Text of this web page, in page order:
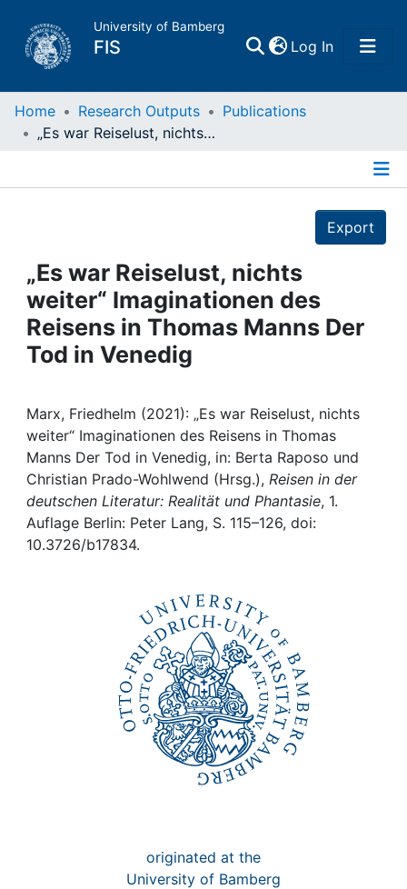
University of Bamberg
FIS Log In(current)
Home
Projects
People
Institutions
Awards
My FIS
Help
Home Research Outputs
Publications
„Es war Reiselust, nichts weiter“ Imaginationen des Reisens in Thomas Manns Der Tod in Venedig
Export
„Es war Reiselust, nichts
weiter“ Imaginationen des
Reisens in Thomas Manns Der
Tod in Venedig
Marx, Friedhelm (2021): „Es war Reiselust, nichts
weiter“ Imaginationen des Reisens in Thomas
Manns Der Tod in Venedig, in: Berta Raposo und
Christian Prado-Wohlwend (Hrsg.), Reisen in der
deutschen Literatur: Realität und Phantasie, 1.
Auflage Berlin: Peter Lang, S. 115–126, doi:
10.3726/b17834.
originated at the
University of Bamberg